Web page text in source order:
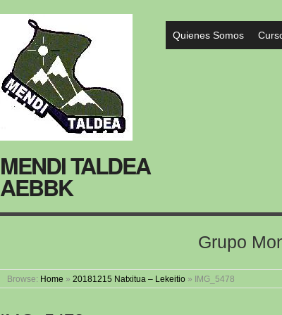
MENDI TALDEA
AEBBK
Quienes Somos
Grupo
Browse: Home » 20181215 Natxitua – Lekeitio » IMG_5478